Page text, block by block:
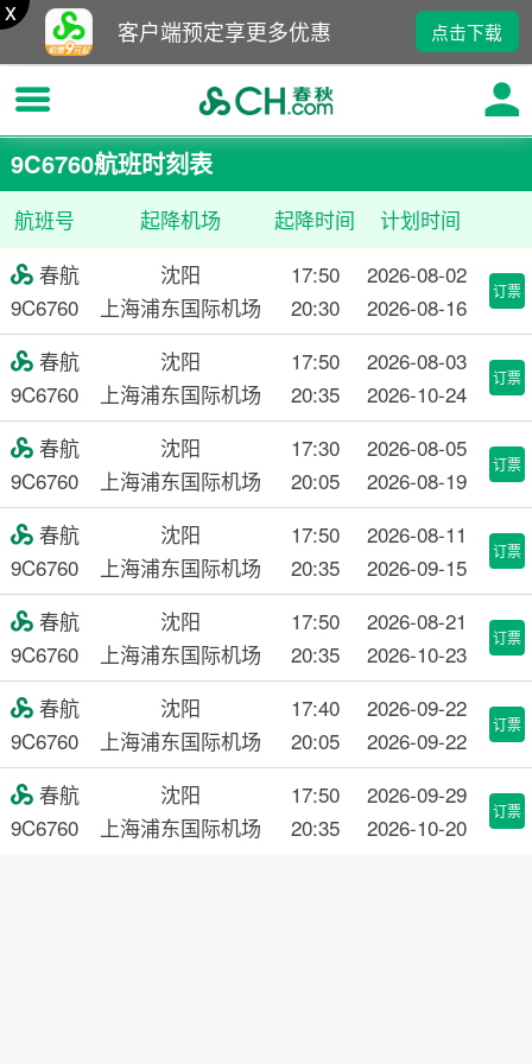
点击下载
客户端预定享更多优惠
x
9C6760航班时刻表
航班号 起降机场 起降时间 计划时间
春航
9C6760
沈阳
上海浦东国际机场
17:50
20:30
2026-08-02
2026-08-16
订票
春航
9C6760
沈阳
上海浦东国际机场
17:50
20:35
2026-08-03
2026-10-24
订票
春航
9C6760
沈阳
上海浦东国际机场
17:30
20:05
2026-08-05
2026-08-19
订票
春航
9C6760
沈阳
上海浦东国际机场
17:50
20:35
2026-08-11
2026-09-15
订票
春航
9C6760
沈阳
上海浦东国际机场
17:50
20:35
2026-08-21
2026-10-23
订票
春航
9C6760
沈阳
上海浦东国际机场
17:40
20:05
2026-09-22
2026-09-22
订票
春航
9C6760
沈阳
上海浦东国际机场
17:50
20:35
2026-09-29
2026-10-20
订票